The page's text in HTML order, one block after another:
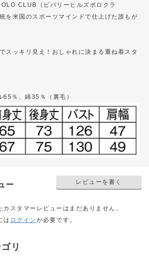
CLUB（ビバリーヒルズポロクラ
を米国のスポーツマインドで仕上げた誰もが
スッキリ見え！おしゃれに決まる重ね着スタ
65％、綿35％（裏毛）
ー レビューを書く
カスタマーレビューはまだありません。
は ログイン が必要です。
リ